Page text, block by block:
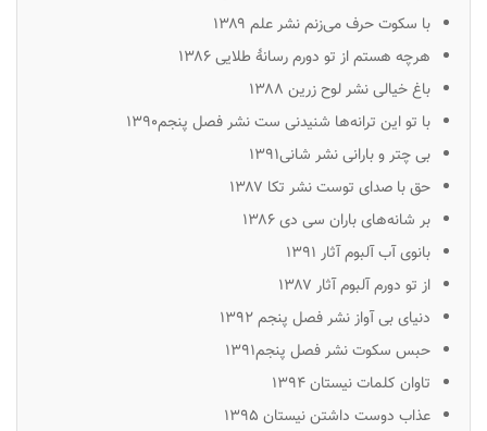
با سکوت حرف می‌زنمنشر علم ۱۳۸۹
هرچه هستم از تو دورمرسانهٔ طلایی ۱۳۸۶
باغ خیالینشر لوح زرین ۱۳۸۸
با تو این ترانه‌ها شنیدنی ست نشر فصل پنجم۱۳۹۰
بی چتر و بارانینشر شانی۱۳۹۱
حق با صدای توستنشر تکا ۱۳۸۷
بر شانه‌های باران سی دی ۱۳۸۶
بانوی آبآلبوم آثار ۱۳۹۱
از تو دورمآلبوم آثار ۱۳۸۷
دنیای بی آوازنشر فصل پنجم ۱۳۹۲
حبس سکوتنشر فصل پنجم۱۳۹۱
تاوان کلمات نیستان ۱۳۹۴
عذاب دوست داشتن نیستان ۱۳۹۵